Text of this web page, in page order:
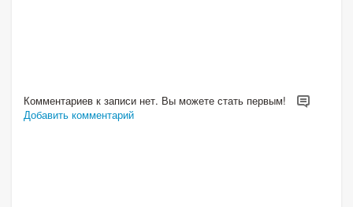
Комментариев к записи нет. Вы можете стать первым!
Добавить комментарий